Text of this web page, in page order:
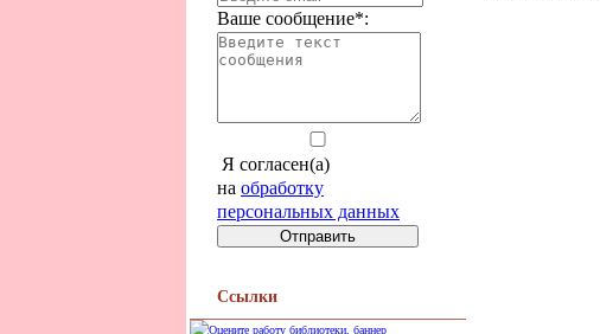
Ваше сообщение*:
Я согласен(а)
на обработку
персональных данных
Ссылки